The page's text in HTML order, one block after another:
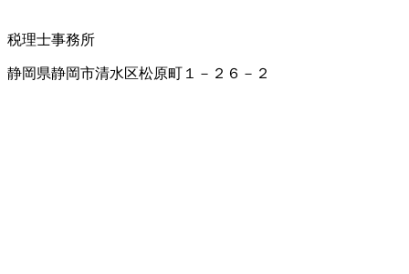
税理士事務所
静岡県静岡市清水区松原町１－２６－２